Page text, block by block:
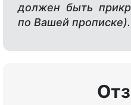
должен быть
по Вашей прописке).